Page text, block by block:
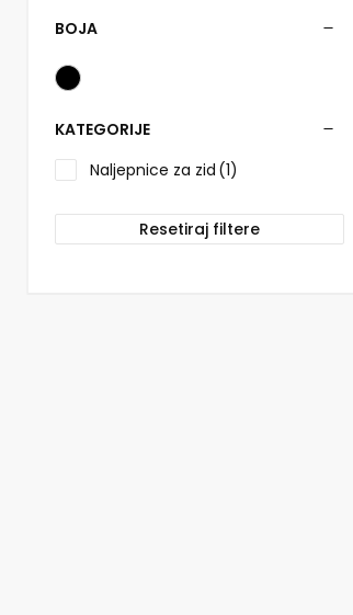
BOJA
KATEGORIJE
Naljepnice za zid (1)
Resetiraj filtere